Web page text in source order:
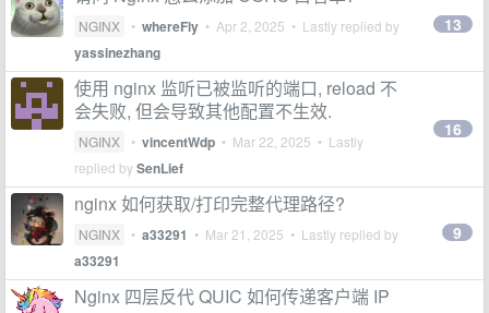
NGINX • whereFly • Apr 2, 2025 • Lastly replied by
yassinezhang
13
使用 nginx 监听已被监听的端口, reload 不
会失败, 但会导致其他配置不生效.
NGINX • vincentWdp • Mar 22, 2025 • Lastly
replied bySenLief
16
nginx 如何获取/打印完整代理路径?
NGINX • a33291 • Mar 21, 2025 • Lastly replied by
a33291
9
Nginx 四层反代 QUIC 如何传递客户端 IP